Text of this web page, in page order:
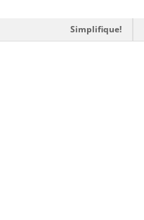
Simplifique!